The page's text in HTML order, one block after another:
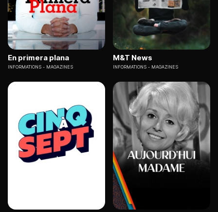
En primera plana
INFORMATIONS MAGAZINES
M&T News
INFORMATIONS MAGAZINES